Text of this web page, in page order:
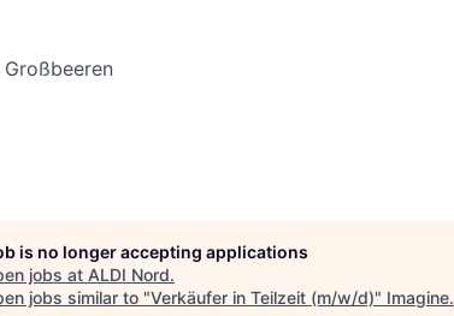
Großbeeren
is no longer accepting applications
jobs at ALDI Nord.
jobs similar to "Verkäufer in Teilzeit (m/w/d)" Imagine.